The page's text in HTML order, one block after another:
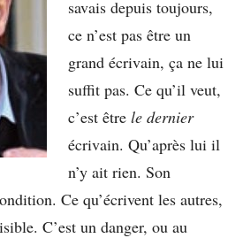
savais depuis toujours,
ce n’est pas être un
grand écrivain, ça ne lui
suffit pas. Ce qu’il veut,
c’est être le dernier
écrivain. Qu’après lui il
n’y ait rien. Son
Ce qu’écrivent les autres,
C’est un danger, ou au